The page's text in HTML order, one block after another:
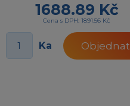
1688.89 Kč
Cena s DPH: 1891.56 Kč
Ka Objednat